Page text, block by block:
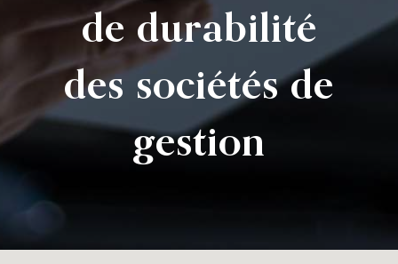
de durabilité
des sociétés de
gestion